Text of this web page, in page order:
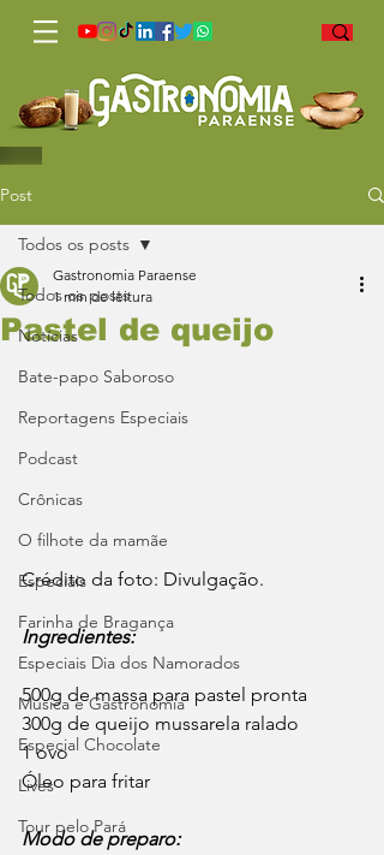
Post
Todos os posts
Notícias
Bate-papo Saboroso
Reportagens Especiais
Podcast
Crônicas
O filhote da mamãe
Especiais
Farinha de Bragança
Especiais Dia dos Namorados
Música e Gastronomia
Especial Chocolate
Lives
Tour pelo Pará
Todos os posts
Pastel de queijo
Gastronomia Paraense
1 min de leitura
Crédito da foto: Divulgação.
Ingredientes:
500g de massa para pastel pronta
300g de queijo mussarela ralado
1 ovo
Óleo para fritar
Modo de preparo: